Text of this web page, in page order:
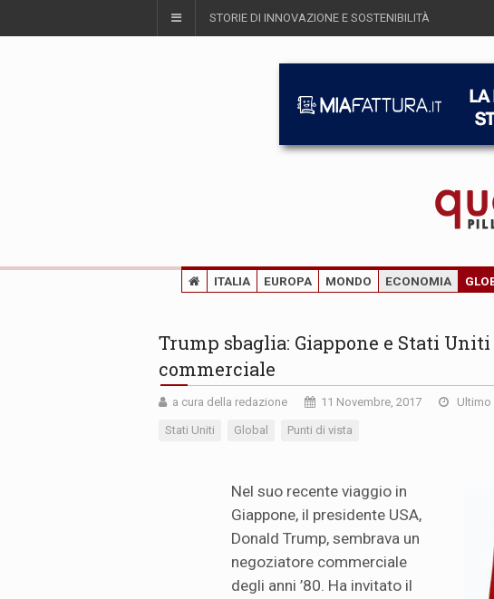
STORIE DI INNOVAZIONE E SOSTENIBILITÀ
ITALIA EUROPA MONDO ECONOMIA
Trump sbaglia: Giappone e Stati
commerciale
a cura della redazione 11 Novembre, 2017 Ultimo
Stati Uniti Global Punti di vista
Nel suo recente viaggio in
Giappone, il presidente USA,
Donald Trump, sembrava un
negoziatore commerciale
degli anni ’80. Ha invitato il